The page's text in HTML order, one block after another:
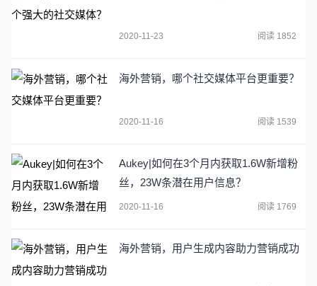
2020-11-23 阅读 1852
海外营销，哪个社交媒体平台更重要？
2020-11-16 阅读 1539
Aukey|如何在3个月内获取1.6W新增粉
丝，23W条潜在用户信息？
2020-11-16 阅读 1769
海外营销，用户生成内容助力营销成功